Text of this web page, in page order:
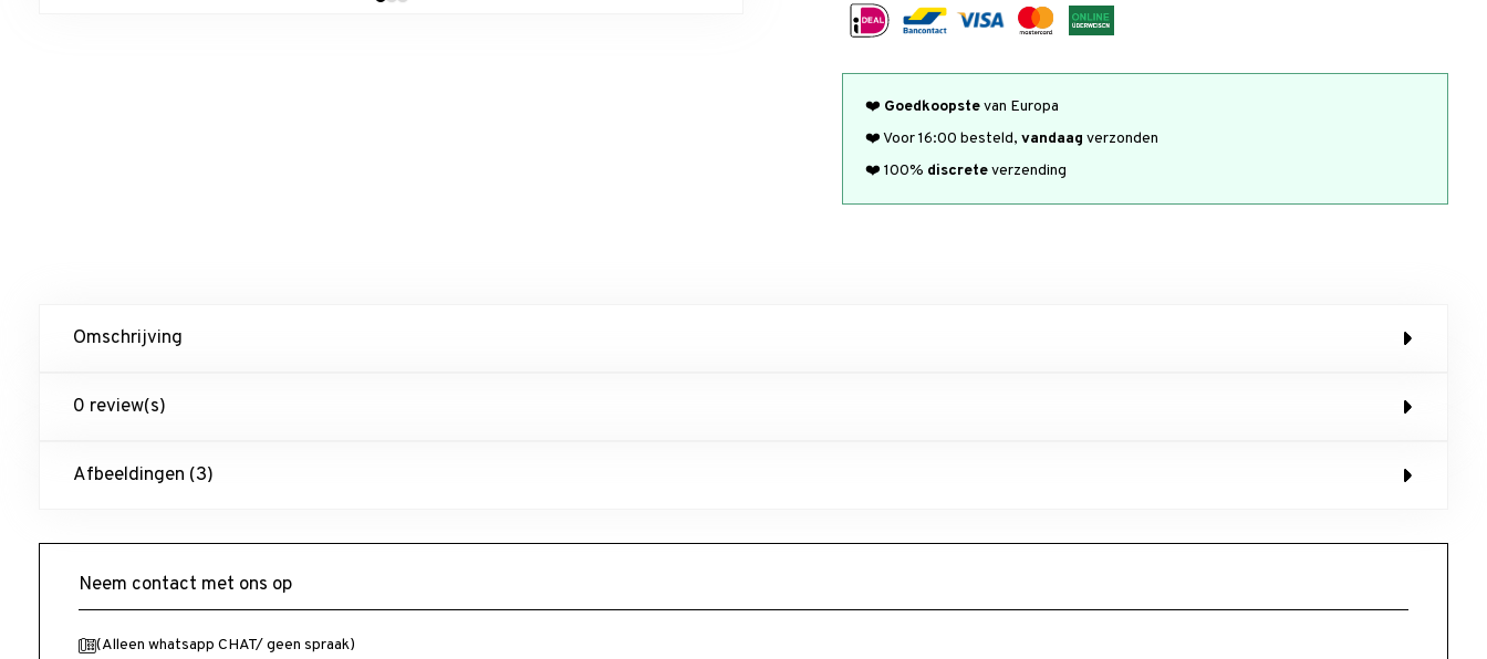
❤️ Goedkoopstevan Europa
❤️ Voor 16:00 besteld,vandaag verzonden
❤️ 100% discreteverzending
Omschrijving
0 review(s)
Afbeeldingen (3)
Neem contact met ons op
(Alleen whatsapp CHAT/ geen spraak)